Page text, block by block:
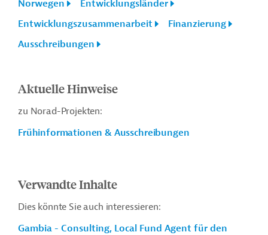
Norwegen
Entwicklungsländer
Entwicklungszusammenarbeit
Finanzierung
Ausschreibungen
Aktuelle Hinweise
zu Norad-Projekten:
Frühinformationen & Ausschreibungen
Verwandte Inhalte
Dies könnte Sie auch interessieren:
Gambia - Consulting, Local Fund Agent für den